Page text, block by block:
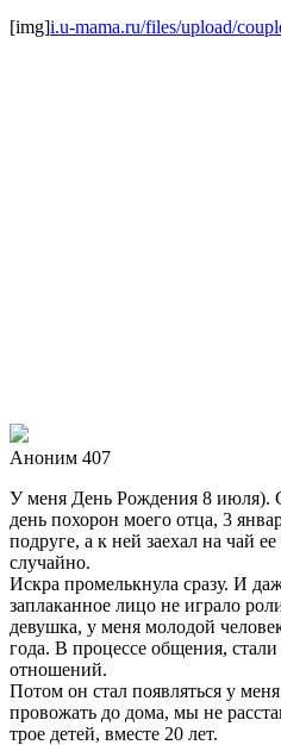
[img]i.u-mama.ru/files/upload/
Аноним 407
У меня День Рождения 8 июля).
день похорон моего отца, 3
подруге, а к ней заехал на чай
случайно.
Искра промелькнула сразу. И
заплаканное лицо не играло
девушка, у меня молодой
года. В процессе общения,
отношений.
Потом он стал появляться у
провожать до дома, мы не
трое детей, вместе 20 лет.